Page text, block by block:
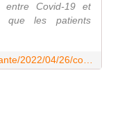
entre Covid-19 et
que les patients